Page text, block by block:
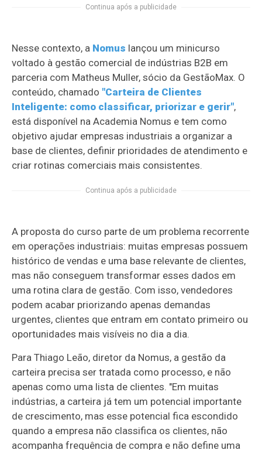
Continua após a publicidade
Nesse contexto, a Nomus lançou um minicurso
voltado à gestão comercial de indústrias B2B em
parceria com Matheus Muller, sócio da GestãoMax. O
conteúdo, chamado "Carteira de Clientes
Inteligente: como classificar, priorizar e gerir",
está disponível na Academia Nomus e tem como
objetivo ajudar empresas industriais a organizar a
base de clientes, definir prioridades de atendimento e
criar rotinas comerciais mais consistentes.
Continua após a publicidade
A proposta do curso parte de um problema recorrente
em operações industriais: muitas empresas possuem
histórico de vendas e uma base relevante de clientes,
mas não conseguem transformar esses dados em
uma rotina clara de gestão. Com isso, vendedores
podem acabar priorizando apenas demandas
urgentes, clientes que entram em contato primeiro ou
oportunidades mais visíveis no dia a dia.
Para Thiago Leão, diretor da Nomus, a gestão da
carteira precisa ser tratada como processo, e não
apenas como uma lista de clientes. "Em muitas
indústrias, a carteira já tem um potencial importante
de crescimento, mas esse potencial fica escondido
quando a empresa não classifica os clientes, não
acompanha frequência de compra e não define uma